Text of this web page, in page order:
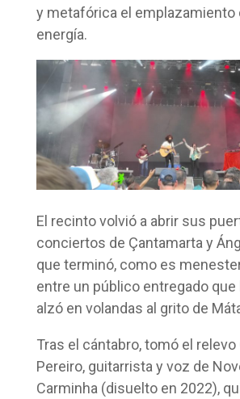
y metafórica el emplazamiento
energía.
El recinto volvió a abrir sus
conciertos de Çantamarta y
que terminó, como es
entre un público entregado que
alzó en volandas al grito de
Tras el cántabro, tomó el relevo
Pereiro, guitarrista y voz de
Carminha (disuelto en 2022),